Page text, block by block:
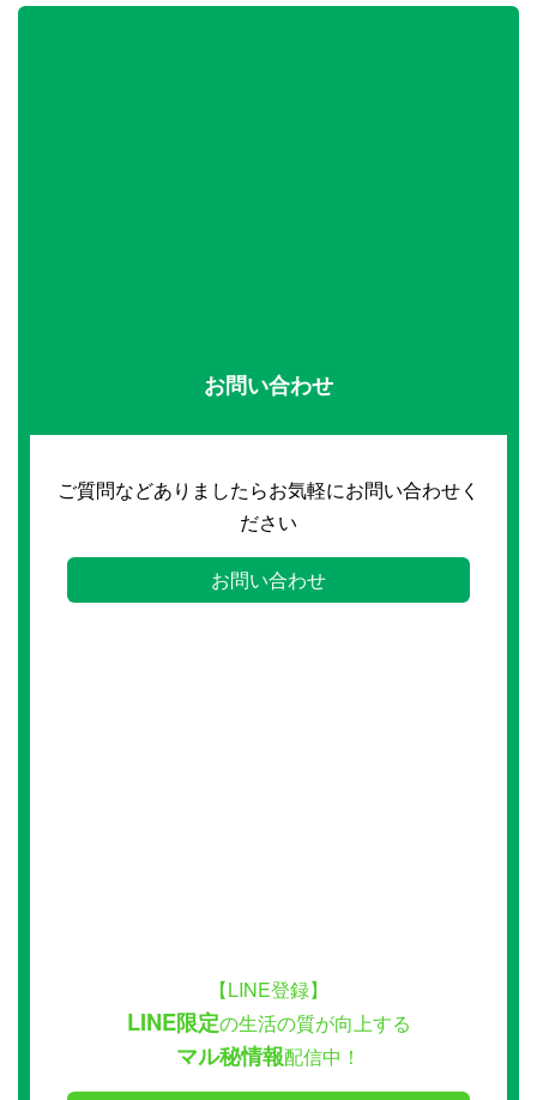
お問い合わせ
ご質問などありましたらお気軽にお問い合わせく
ださい
お問い合わせ
【LINE登録】
LINE限定の生活の質が向上する
マル秘情報配信中！